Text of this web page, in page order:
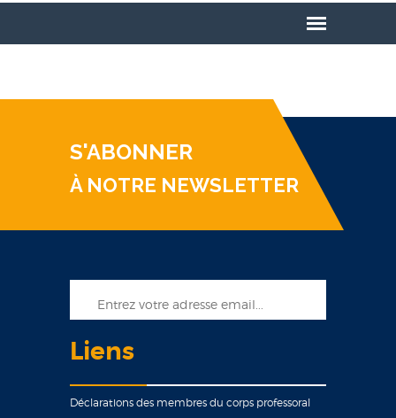
S'ABONNER
À NOTRE NEWSLETTER
Liens
Déclarations des membres du corps professoral